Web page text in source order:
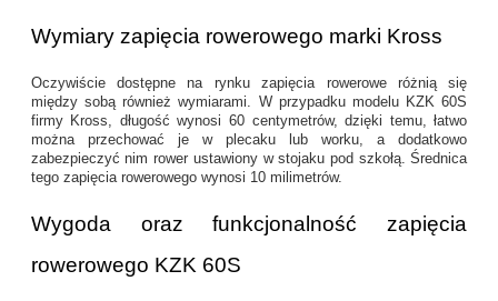
Wymiary zapięcia rowerowego marki Kross
Oczywiście dostępne na rynku zapięcia rowerowe różnią się
między sobą również wymiarami. W przypadku modelu KZK 60S
firmy Kross, długość wynosi 60 centymetrów, dzięki temu, łatwo
można przechować je w plecaku lub worku, a dodatkowo
zabezpieczyć nim rower ustawiony w stojaku pod szkołą. Średnica
tego zapięcia rowerowego wynosi 10 milimetrów.
Wygoda oraz funkcjonalność zapięcia
rowerowego KZK 60S